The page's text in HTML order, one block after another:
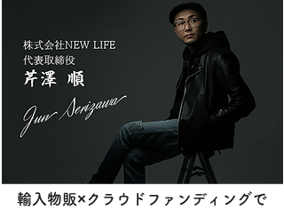
輸入物販×クラウドファンディングで